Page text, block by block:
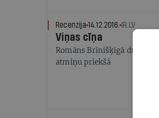
Recenzija 14.12.2016. IR.LV
Viņas cīņa
Romāns Brīnišķīgā
atmiņu priekšā